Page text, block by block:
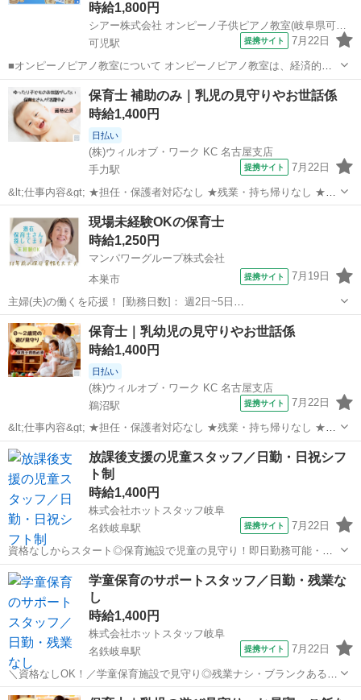
時給1,800円
シアー株式会社 オンピーノ子供ピアノ教室(岐阜県可児市)
可児駅
提携サイト 7月22日
■オンピーノピアノ教室について オンピーノピアノ教室は、経済的な
事情に左右されることなく、すべての子どもたちが平等に音楽を学べ
る場所をつくりたい!という想いから生まれました。 出張レッスンとい
う形を採用することで、 「近...
岐阜 可児市 可児駅 インストラクター
保育士 補助のみ｜乳児の見守りやお世話係
時給1,400円
日払い
(株)ウィルオブ・ワーク KC 名古屋支店
手力駅
提携サイト 7月22日
&lt;仕事内容&gt; ★担任・保護者対応なし ★残業・持ち帰りなし ★指
導案などの書類なし 担当クラス： 乳児またはクラスフリー お仕事内
容： ・遊びの見守り、サポート ・お散歩の付き添い ・お昼寝チェッ
ク ・ごはん...
岐阜市 手力駅
現場未経験OKの保育士
時給1,250円
マンパワーグループ株式会社
本巣市
提携サイト 7月19日
主婦(夫)の働くを応援！ [勤務日数]： 週2日~5日
08:00~11:00/09:00~12:00/09:00~15:00/07:00~16:00/11:00~20:00 [勤務
地・最寄駅]： 岐阜県本巣市 【派遣...
岐阜 本巣市 保育士
保育士｜乳幼児の見守りやお世話係
時給1,400円
日払い
(株)ウィルオブ・ワーク KC 名古屋支店
鵜沼駅
提携サイト 7月22日
&lt;仕事内容&gt; ★担任・保護者対応なし ★残業・持ち帰りなし ★指
導案などの書類なし 担当クラス： 乳児またはクラスフリー お仕事内
容： ・遊びの見守り、サポート ・お散歩の付き添い ・お昼寝チェッ
ク ・ごはん...
岐阜 各務原市 鵜沼駅 保育士
放課後支援の児童スタッフ／日勤・日祝シフ
ト制
時給1,400円
株式会社ホットスタッフ岐阜
名鉄岐阜駅
提携サイト 7月22日
資格なしからスタート◎保育施設で児童の見守り！即日勤務可能・残
業ナシ・髪色ネイルOK 【仕事内容】 【お仕事内容】 みなさんには、
放課後等デイサービスの指導員を お任せします！ 先生は現在6名所属
されてます♪ 児童...
岐阜 岐阜市 名鉄岐阜駅 保育士
学童保育のサポートスタッフ／日勤・残業な
し
時給1,400円
株式会社ホットスタッフ岐阜
名鉄岐阜駅
提携サイト 7月22日
＼資格なしOK！／学童保育施設で見守り◎残業ナシ・ブランクある方
もOK♪即日勤務可能 【仕事内容】 【お仕事内容】 みなさんには、 放
岐阜 岐阜市 名鉄岐阜駅 保育士